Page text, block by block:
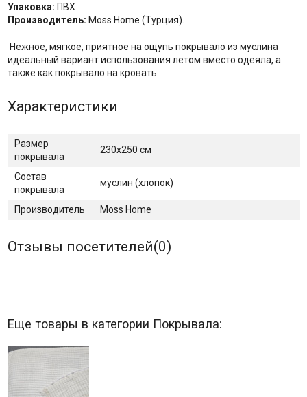
Упаковка: ПВХ
Производитель: Moss Home (Турция).
Нежное, мягкое, приятное на ощупь покрывало из муслина
идеальный вариант использования летом вместо одеяла, а
также как покрывало на кровать.
Характеристики
Размер
покрывала
230х250 см
Состав
покрывала
муслин (хлопок)
Производитель Moss Home
Отзывы посетителей(0)
Еще товары в категории Покрывала: